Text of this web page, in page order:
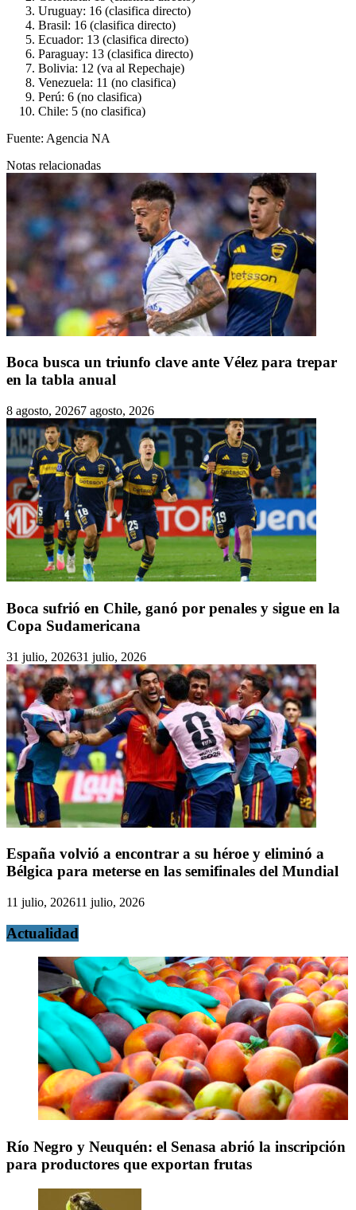
Uruguay: 16 (clasifica directo)
Brasil: 16 (clasifica directo)
Ecuador: 13 (clasifica directo)
Paraguay: 13 (clasifica directo)
Bolivia: 12 (va al Repechaje)
Venezuela: 11 (no clasifica)
Perú: 6 (no clasifica)
Chile: 5 (no clasifica)
Fuente: Agencia NA
Notas relacionadas
Boca busca un triunfo clave ante Vélez para trepar
en la tabla anual
8 agosto, 20267 agosto, 2026
Boca sufrió en Chile, ganó por penales y sigue en la
Copa Sudamericana
31 julio, 202631 julio, 2026
España volvió a encontrar a su héroe y eliminó a
Bélgica para meterse en las semifinales del Mundial
11 julio, 202611 julio, 2026
Actualidad
Río Negro y Neuquén: el Senasa abrió la inscripción
para productores que exportan frutas